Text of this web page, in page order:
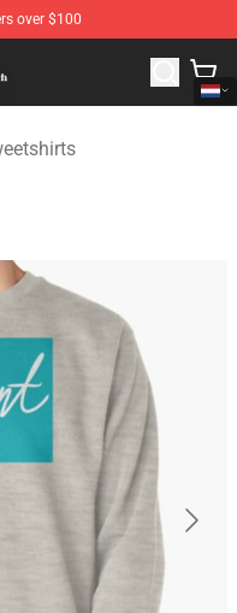
over $100
Merchandise Shop